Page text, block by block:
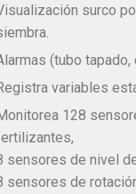
surco
(tubo
variables
128
sensores de nivel
sensores de